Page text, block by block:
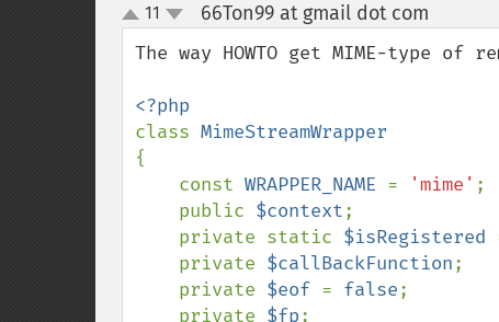
up
down
11 66Ton99 at gmail dot com
The way HOWTO get MIME-type of
class
{
    const
WRAPPER_NAME = 'mime' ;
    public
$context;
    private static
$isRegistered
    private
$callBackFunction;
    private
$eof = false;
    private
$fp;